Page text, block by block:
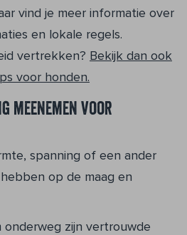
vind je meer informatie over
en lokale regels.
vertrekken? Bekijk dan ook
voor honden.
meenemen voor
spanning of een ander
op de maag en
onderweg zijn vertrouwde